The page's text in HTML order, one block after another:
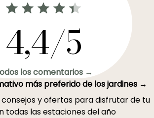
4,4/5
los comentarios →
más preferido de los jardines →
y ofertas para disfrutar de tu
todas las estaciones del año